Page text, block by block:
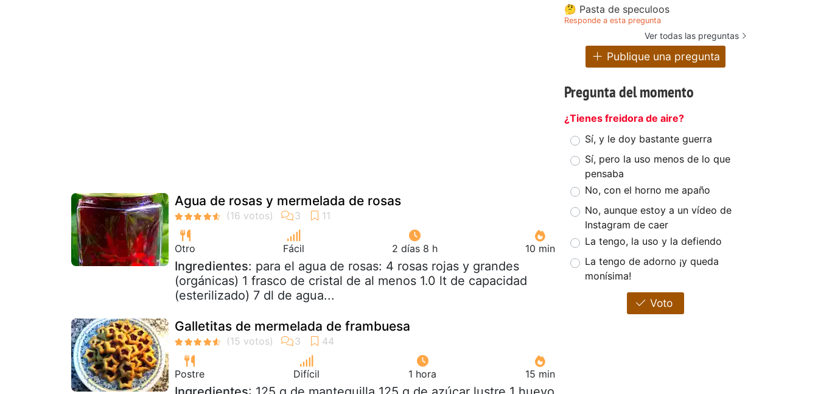
Agua de rosas y mermelada de rosas
Otro Fácil 2 días 8 h 10 min
Ingredientes: para el agua de rosas: 4 rosas rojas y grandes
(orgánicas) 1 frasco de cristal de al menos 1.0 lt de capacidad
(esterilizado) 7 dl de agua...
Galletitas de mermelada de frambuesa
Postre Difícil 1 hora 15 min
🤔 Pasta de speculoos
Responde a esta pregunta
Ver todas las preguntas
Publique una pregunta
Pregunta del momento
¿Tienes freidora de aire?
Sí, y le doy bastante guerra
Sí, pero la uso menos de lo que
pensaba
No, con el horno me apaño
No, aunque estoy a un vídeo de
Instagram de caer
La tengo, la uso y la defiendo
La tengo de adorno ¡y queda
monísima!
Voto